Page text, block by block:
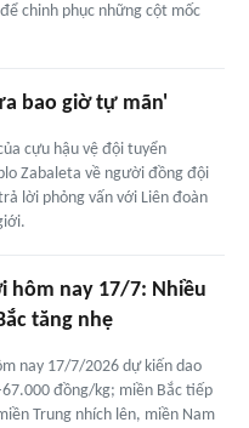
chinh phục những cột mốc
bao giờ tự mãn'
cựu hậu vệ đội tuyển
Zabaleta về người đồng đội
lời phỏng vấn với Liên đoàn
hôm nay 17/7: Nhiều
tăng nhẹ
nay 17/7/2026 dự kiến dao
đồng/kg; miền Bắc tiếp
Trung nhích lên, miền Nam